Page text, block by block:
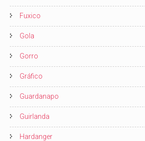
Fuxico
Gola
Gorro
Gráfico
Guardanapo
Guirlanda
Hardanger